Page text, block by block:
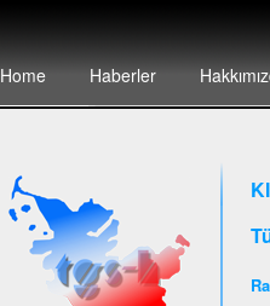
Home Haberler